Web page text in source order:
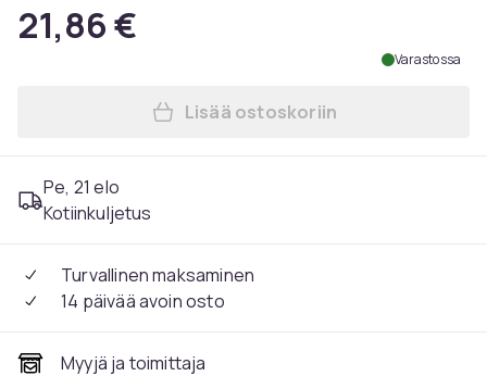
21,86 €
Varastossa
Lisää Beechfield Aikuisten
Lisää ostoskoriin
Pe, 21 elo
Kotiinkuljetus
Turvallinen maksaminen
14 päivää avoin osto
Myyjä ja toimittaja